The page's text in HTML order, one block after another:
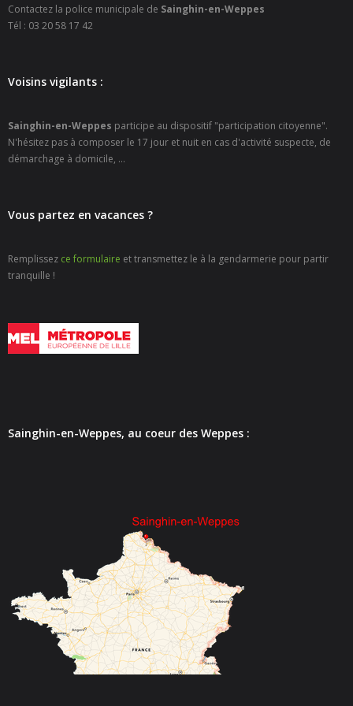
- - Carte Nationale d’Identité
- - Certification d’identité numérique
- Etat civil – Recensement
- Agence postale communale
- Culture
- - Médiathèque LA PARENTHÈSE
- - Espace culturel « La Scène »
- Emploi Insertion Jeunes
- Gestion des déchets
- Locations de salles
- Cimetière
- Parc et aires de jeux
- Urbanisme
Contactez la police municipale de Sainghin-en-Weppes
Tél : 03 20 58 17 42
Voisins vigilants :
Sainghin-en-Weppes participe au dispositif "participation citoyenne".
N'hésitez pas à composer le 17 jour et nuit en cas d'activité suspecte, de
démarchage à domicile, ...
Vous partez en vacances ?
Remplissez ce formulaire et transmettez le à la gendarmerie pour partir
tranquille !
Sainghin-en-Weppes, au coeur des Weppes :